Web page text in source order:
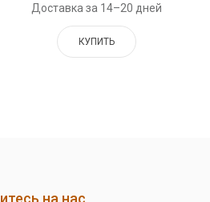
Доставка за 14–20 дней
КУПИТЬ